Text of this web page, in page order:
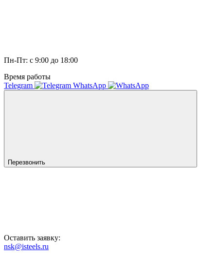
Пн-Пт: с 9:00 до 18:00
Время работы
Telegram
WhatsApp
Перезвонить
Оставить заявку:
nsk@isteels.ru